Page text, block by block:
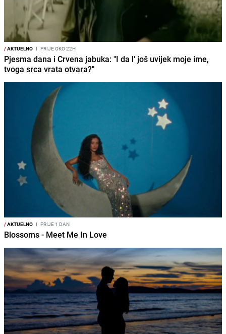
/AKTUELNO I PRIJE OKO 22H
Pjesma dana i Crvena jabuka: "I da l' još uvijek moje ime,
tvoga srca vrata otvara?"
/AKTUELNO I PRIJE 1 DAN
Blossoms - Meet Me In Love